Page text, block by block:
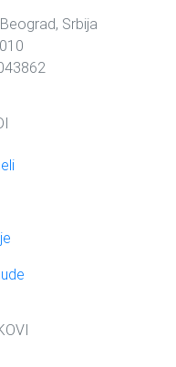
Srbija